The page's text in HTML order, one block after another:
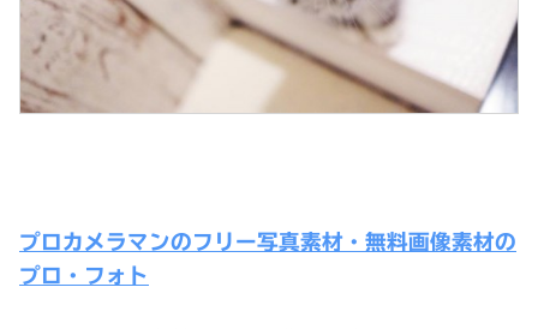
プロカメラマンのフリー写真素材・無料画像素材の
プロ・フォト